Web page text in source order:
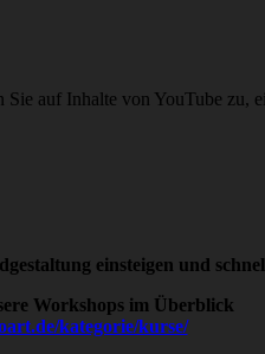
Sie auf Inhalte von YouTube
einsteigen und
Workshops im Überblick
kategorie/kurse/